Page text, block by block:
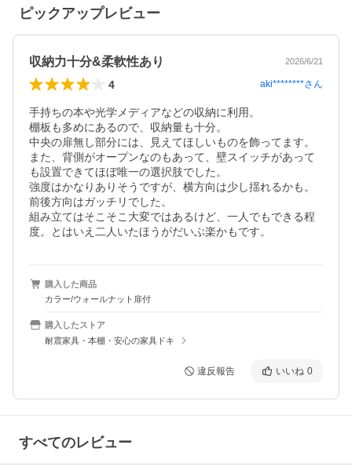
ピックアップレビュー
収納力十分&柔軟性あり 2026/6/21
4 aki********さん
手持ちの本や光学メディアなどの収納に利用。
棚板も多めにあるので、収納量も十分。
中央の扉無し部分には、見えてほしいものを飾ってます。
また、背側がオープンなのもあって、壁スイッチがあって
も設置できてほぼ唯一の選択肢でした。
強度はかなりありそうですが、横方向は少し揺れるかも。
前後方向はガッチリでした。
組み立てはそこそこ大変ではあるけど、一人でもできる程
度。とはいえ二人いたほうがだいぶ楽かもです。
購入した商品
カラー/ウォールナット扉付
購入したストア
耐震家具・本棚・安心の家具ドキ
違反報告 いいね 0
すべてのレビュー